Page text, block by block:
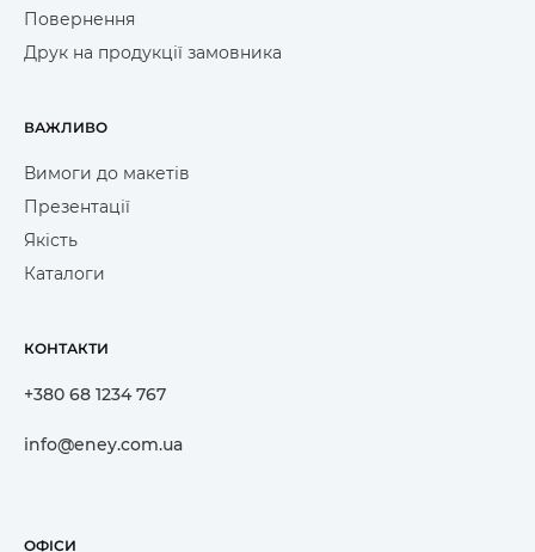
Повернення
Друк на продукції замовника
ВАЖЛИВО
Вимоги до макетів
Презентації
Якість
Каталоги
КОНТАКТИ
+380 68 1234 767
info@eney.com.ua
ОФІСИ